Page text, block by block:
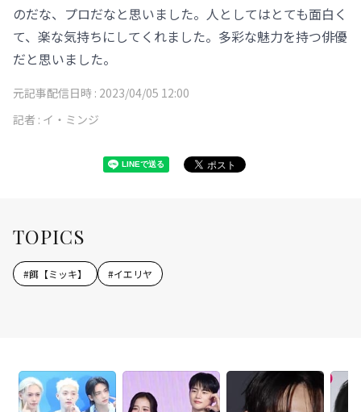
のだな、プロだなと思いました。人としてはとても面白く
て、楽な気持ちにしてくれました。多彩な魅力を持つ俳優
だと思いました。
元記事配信日時 : 2023/04/05 12:00
記者 : イ・ミンジ
TOPICS
#餌【ミッキ】 #イエリヤ